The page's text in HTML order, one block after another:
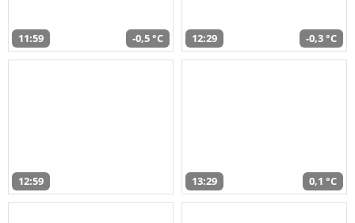
11:59 -0,5 °C 12:29 -0,3 °C
12:59 13:29 0,1 °C